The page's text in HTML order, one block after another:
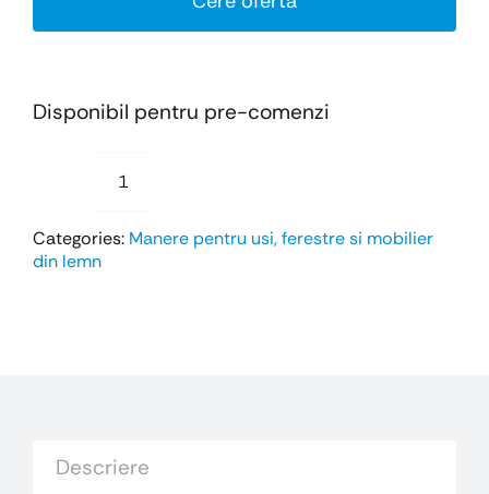
Disponibil pentru pre-comenzi
Cantitate
JET
Categories: Manere pentru usi, ferestre si mobilier
din lemn
Descriere